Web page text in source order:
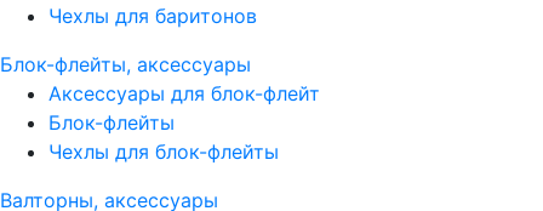
Чехлы для баритонов
Блок-флейты, аксессуары
Аксессуары для блок-флейт
Блок-флейты
Чехлы для блок-флейты
Валторны, аксессуары